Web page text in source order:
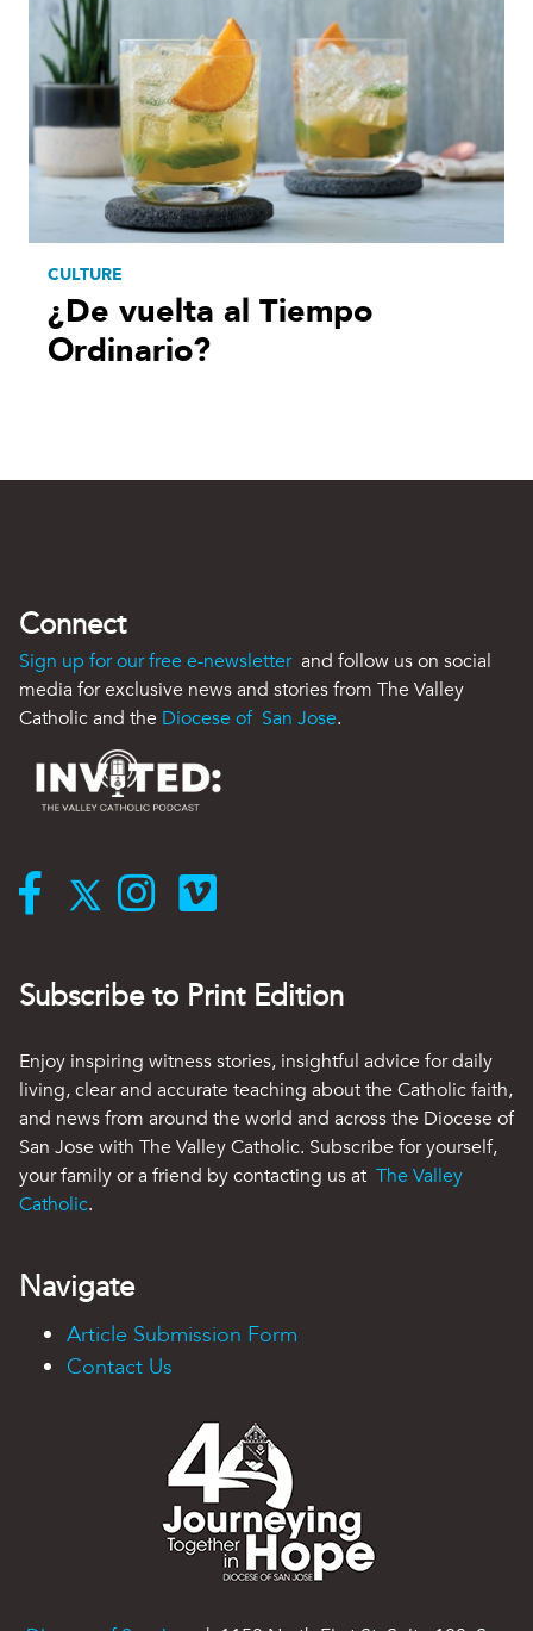
CULTURE
¿De vuelta al Tiempo
Ordinario?
Connect
Sign up for our free e-newsletter and follow us on social
media for exclusive news and stories from The Valley
Catholic and the Diocese of San Jose.
Subscribe to Print Edition
Enjoy inspiring witness stories, insightful advice for daily
living, clear and accurate teaching about the Catholic faith,
and news from around the world and across the Diocese of
San Jose with The Valley Catholic. Subscribe for yourself,
your family or a friend by contacting us at The Valley
Catholic.
Navigate
Article Submission Form
Contact Us